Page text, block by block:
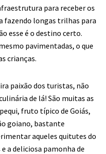
para receber os
fazendo longas trilhas para
esse é o destino certo.
pavimentadas, o que
crianças.
paixão dos turistas, não
de lá! São muitas as
fruto típico de Goiás,
goiano, bastante
aqueles quitutes do
a deliciosa pamonha de